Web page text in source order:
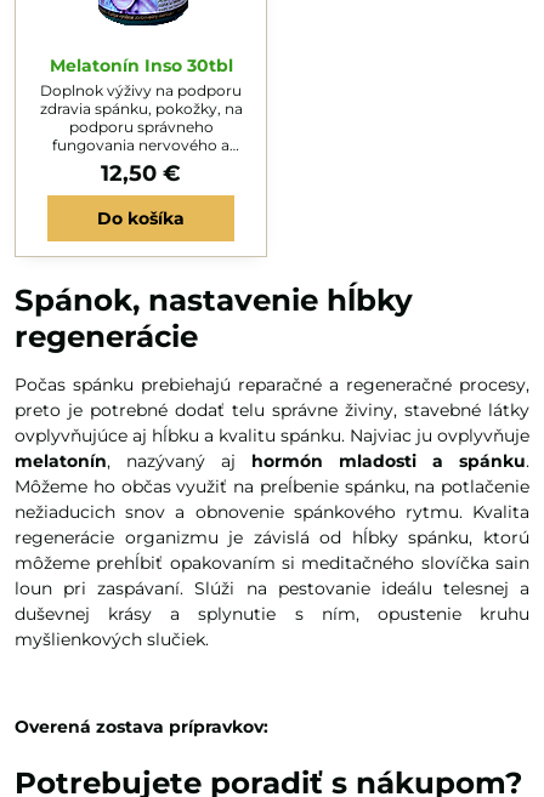
Melatonín Inso 30tbl
Doplnok výživy na podporu
zdravia spánku, pokožky, na
podporu správneho
fungovania nervového a
imunitného systému.
12,50 €
Do košíka
Spánok, nastavenie hĺbky
regenerácie
Počas spánku prebiehajú reparačné a regeneračné procesy,
preto je potrebné dodať telu správne živiny, stavebné látky
ovplyvňujúce aj hĺbku a kvalitu spánku. Najviac ju ovplyvňuje
melatonín, nazývaný aj hormón mladosti a spánku.
Môžeme ho občas využiť na preĺbenie spánku, na potlačenie
nežiaducich snov a obnovenie spánkového rytmu. Kvalita
regenerácie organizmu je závislá od hĺbky spánku, ktorú
môžeme prehĺbiť opakovaním si meditačného slovíčka sain
loun pri zaspávaní. Slúži na pestovanie ideálu telesnej a
duševnej krásy a splynutie s ním, opustenie kruhu
myšlienkových slučiek.
Overená zostava prípravkov:
Potrebujete poradiť s nákupom?